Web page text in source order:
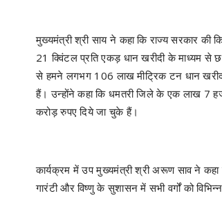
मुख्यमंत्री श्री साय ने कहा कि राज्य सरकार की
21 क्विंटल प्रति एकड़ धान खरीदी के माध्यम
से हमने लगभग 106 लाख मीट्रिक टन धान
हैं। उन्होंने कहा कि धमतरी जिले के एक लाख 7
करोड़ रुपए दिये जा चुके हैं।
कार्यक्रम में उप मुख्यमंत्री श्री अरूण साव ने
गारंटी और विष्णु के सुशासन में सभी वर्गों को